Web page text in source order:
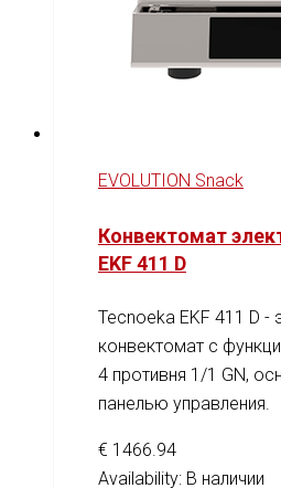
EVOLUTION Snack
Конвектомат
EKF 411 D
Tecnoeka EKF 411 D -
конвектомат с
4 противня 1/1 GN,
панелью управления.
€ 1466.94
Availability: В наличии